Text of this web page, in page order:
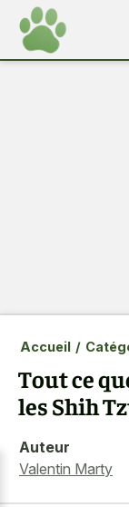
Accueil /
Tout ce
les Shih
Auteur
Valentin Marty